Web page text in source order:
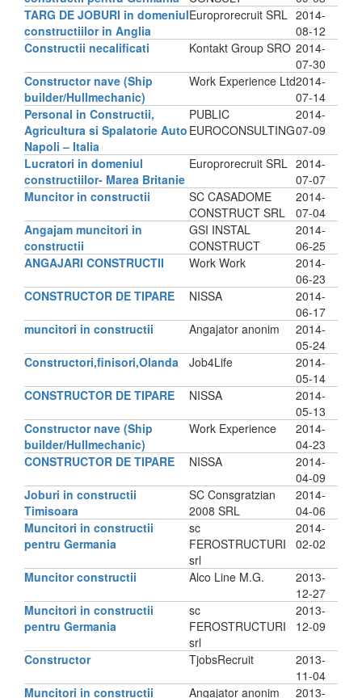
TARG DE JOBURI in domeniul
constructiilor in Anglia
Europrorecruit SRL 2014-
08-12
Constructii necalificati
Kontakt Group SRO 2014-
07-30
Constructor nave (Ship
builder/Hullmechanic)
Work Experience Ltd2014-
07-14
Personal in Constructii,
Agricultura si Spalatorie Auto
Napoli – Italia
PUBLIC
EUROCONSULTING
2014-
07-09
Lucratori in domeniul
constructiilor- Marea Britanie
Europrorecruit SRL 2014-
07-07
Muncitor in constructii
SC CASADOME
CONSTRUCT SRL
2014-
07-04
Angajam muncitori in
constructii
GSI INSTAL
CONSTRUCT
2014-
06-25
ANGAJARI CONSTRUCTII
Work Work
2014-
06-23
CONSTRUCTOR DE TIPARE
NISSA
2014-
06-17
muncitori in constructii
Angajator anonim
2014-
05-24
Constructori,finisori,Olanda
Job4Life
2014-
05-14
CONSTRUCTOR DE TIPARE
NISSA
2014-
05-13
Constructor nave (Ship
builder/Hullmechanic)
Work Experience
2014-
04-23
CONSTRUCTOR DE TIPARE
NISSA
2014-
04-09
Joburi in constructii
Timisoara
SC Consgratzian
2008 SRL
2014-
04-06
Muncitori in constructii
pentru Germania
sc
FEROSTRUCTURI
srl
2014-
02-02
Muncitor constructii Alco Line M.G.
2013-
12-27
Muncitori in constructii
pentru Germania
sc
FEROSTRUCTURI
srl
2013-
12-09
Constructor TjobsRecruit
2013-
11-04
Muncitori in constructii
Angajator anonim
2013-